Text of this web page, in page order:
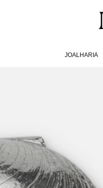
JOALHARIA